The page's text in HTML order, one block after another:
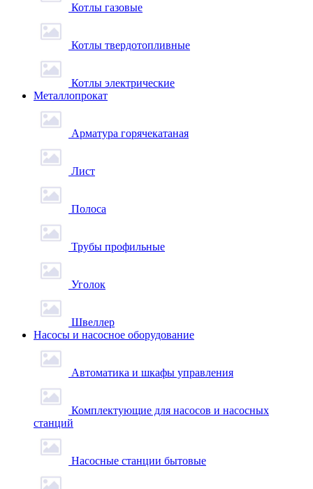
Котлы газовые
Котлы твердотопливные
Котлы электрические
Металлопрокат
Арматура горячекатаная
Лист
Полоса
Трубы профильные
Уголок
Швеллер
Насосы и насосное оборудование
Автоматика и шкафы управления
Комплектующие для насосов и насосных
станций
Насосные станции бытовые